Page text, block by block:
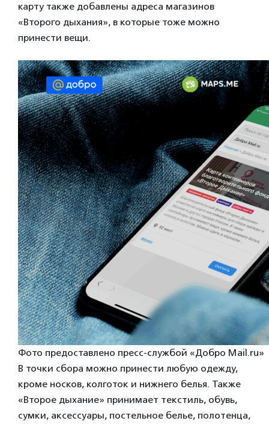
карту также добавлены адреса магазинов
«Второго дыхания», в которые тоже можно
принести вещи.
Фото предоставлено пресс-службой «Добро Mail.ru»
В точки сбора можно принести любую одежду,
кроме носков, колготок и нижнего белья. Также
«Второе дыхание» принимает текстиль, обувь,
сумки, аксессуары, постельное белье, полотенца,